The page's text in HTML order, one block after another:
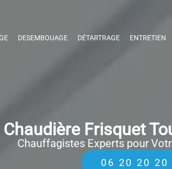
DESEMBOUAGE DÉTARTRAGE ENTRETIEN
Frisquet
Chauffagistes Experts pour
06 20 20 20